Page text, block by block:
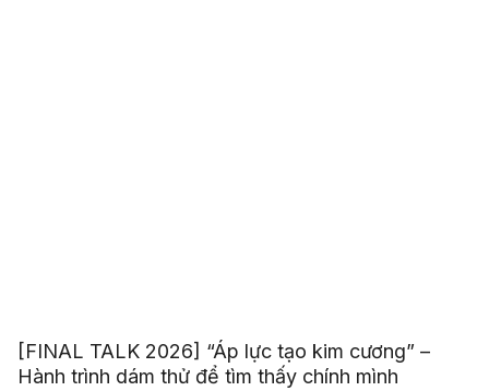
[FINAL TALK 2026] “Áp lực tạo kim cương” –
Hành trình dám thử để tìm thấy chính mình